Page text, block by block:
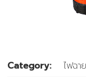
Category:
ไฟฉาย